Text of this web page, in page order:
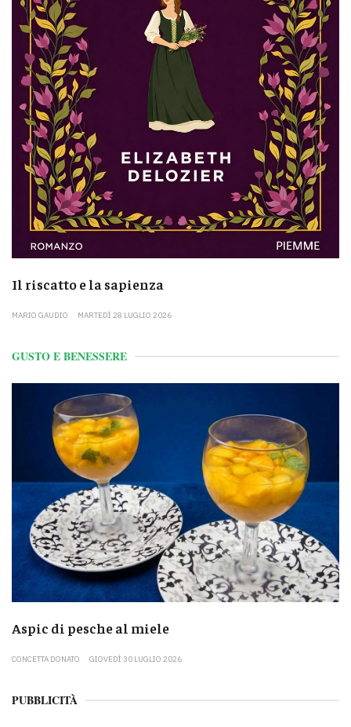
Il riscatto e la sapienza
MARIO GAUDIO MARTEDÌ 28 LUGLIO 2026
GUSTO E BENESSERE
Aspic di pesche al miele
CONCETTA DONATO GIOVEDÌ 30 LUGLIO 2026
PUBBLICITÀ